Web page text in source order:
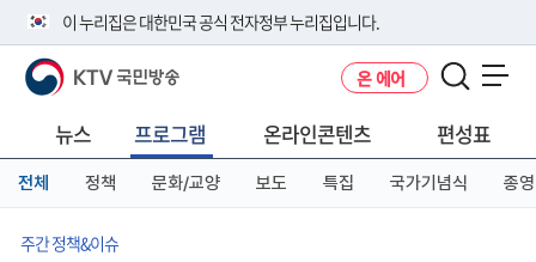
이 누리집은 대한민국 공식 전자정부 누리집입니다.
공식 누리집 주소 확인하기
니다.
이밖에 or.kr 또는 .kr등 다른 도메인 주소를 사용하고 있다면 아래 URL에
서 도메인 주소를 확인해 보세요
KTV 국민방송 온 에어
뉴스 프로그램 온라인콘텐츠 편성표
전체 정책 문화/교양 보도 특집 국가기념식 종영
주간 정책&이슈